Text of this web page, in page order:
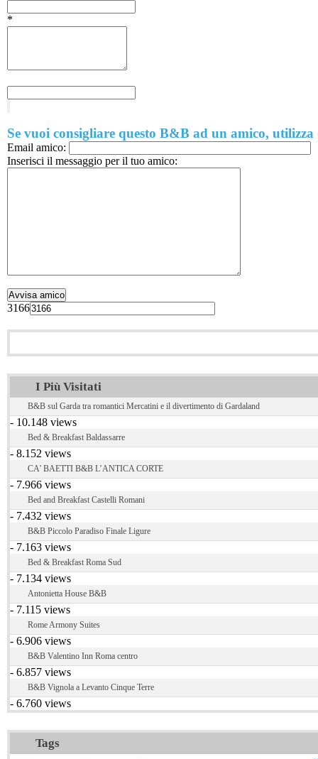
*
Se vuoi consigliare questo B&B ad un amico, utilizza
Email amico:
Inserisci il messaggio per il tuo amico:
3166
I Più Visitati
B&B sul Garda tra romantici Mercatini e il divertimento di Gardaland
- 10.148 views
Bed & Breakfast Baldassarre
- 8.152 views
CA’ BAETTI B&B L’ANTICA CORTE
- 7.966 views
Bed and Breakfast Castelli Romani
- 7.432 views
B&B Piccolo Paradiso Finale Ligure
- 7.163 views
Bed & Breakfast Roma Sud
- 7.134 views
Antonietta House B&B
- 7.115 views
Rome Armony Suites
- 6.906 views
B&B Valentino Inn Roma centro
- 6.857 views
B&B Vignola a Levanto Cinque Terre
- 6.760 views
Tags